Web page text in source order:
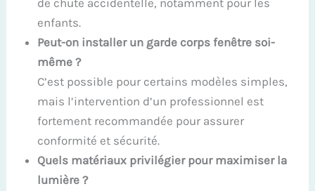
de chute accidentelle, notamment pour les
enfants.
Peut-on installer un garde corps fenêtre soi-
même ?
C’est possible pour certains modèles simples,
mais l’intervention d’un professionnel est
fortement recommandée pour assurer
conformité et sécurité.
Quels matériaux privilégier pour maximiser la
lumière ?